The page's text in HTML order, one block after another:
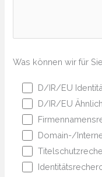
Was können wir für
D/IR/EU
D/IR/EU
Domain-/